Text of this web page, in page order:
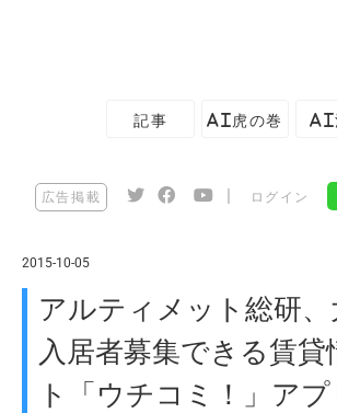
記事 AI虎の巻 AI
広告掲載 ログイン
2015-10-05
アルティメット総研、
入居者募集できる賃貸
ト「ウチコミ！」ア